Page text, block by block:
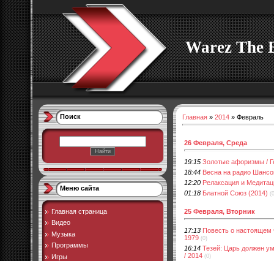
Warez The
Поиск
Меню сайта
Главная страница
Видео
Музыка
Программы
Игры
Главная » 2014 » Февраль
26 Февраля, Среда
19:15 Золотые афоризмы /
18:44 Весна на радио
12:20 Релаксация и
01:18 Блатной Союз (2014)
25 Февраля, Вторник
17:13 Повесть о настоящем
1979 (0)
16:14 Тезей: Царь должен
/ 2014 (0)